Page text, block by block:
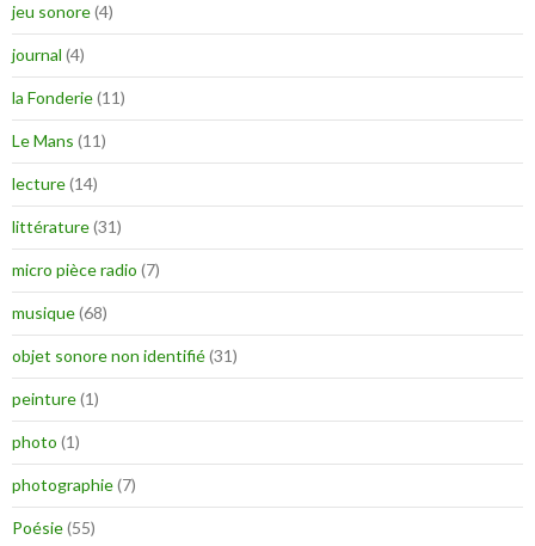
jeu sonore(4)
journal (4)
la Fonderie(11)
Le Mans (11)
lecture(14)
littérature(31)
micro pièce radio (7)
musique(68)
objet sonore non identifié(31)
peinture(1)
photo (1)
photographie(7)
Poésie(55)